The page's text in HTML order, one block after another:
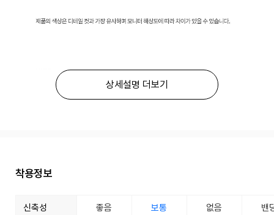
상세설명 더보기
착용정보
신축성 좋음 보통 없음 밴